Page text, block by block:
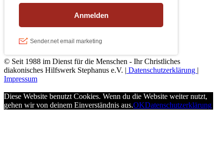
© Seit 1988 im Dienst für die Menschen - Ihr Christliches
diakonisches Hilfswerk Stephanus e.V. | Datenschutzerklärung |
Impressum
Diese Website benutzt Cookies. Wenn du die Website weiter nutzt,
gehen wir von deinem Einverständnis aus.OKDatenschutzerklärung